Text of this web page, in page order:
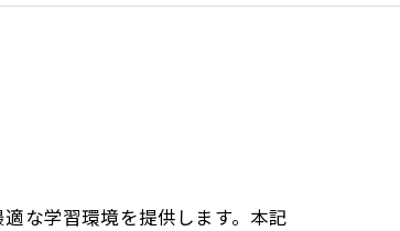
な学習環境を提供します。本記